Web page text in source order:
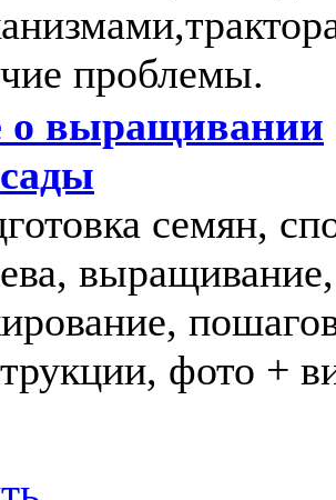
проблемы.
о выращивании
семян,
фото +